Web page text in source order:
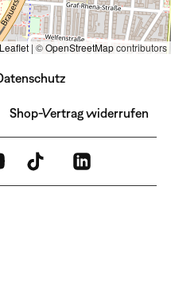
| ©OpenStreetMapcontributors
Shop-Vertrag widerrufen